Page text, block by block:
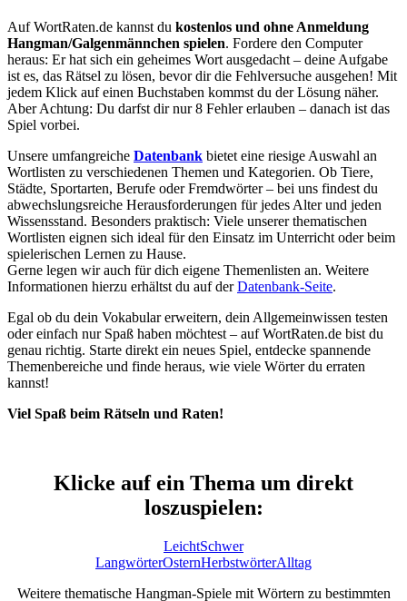
Auf WortRaten.de kannst du kostenlos und ohne Anmeldung
Hangman/Galgenmännchen spielen. Fordere den Computer
heraus: Er hat sich ein geheimes Wort ausgedacht – deine Aufgabe
ist es, das Rätsel zu lösen, bevor dir die Fehlversuche ausgehen! Mit
jedem Klick auf einen Buchstaben kommst du der Lösung näher.
Aber Achtung: Du darfst dir nur 8 Fehler erlauben – danach ist das
Spiel vorbei.
Unsere umfangreiche Datenbank bietet eine riesige Auswahl an
Wortlisten zu verschiedenen Themen und Kategorien. Ob Tiere,
Städte, Sportarten, Berufe oder Fremdwörter – bei uns findest du
abwechslungsreiche Herausforderungen für jedes Alter und jeden
Wissensstand. Besonders praktisch: Viele unserer thematischen
Wortlisten eignen sich ideal für den Einsatz im Unterricht oder beim
spielerischen Lernen zu Hause.
Gerne legen wir auch für dich eigene Themenlisten an. Weitere
Informationen hierzu erhältst du auf derDatenbank-Seite.
Egal ob du dein Vokabular erweitern, dein Allgemeinwissen testen
oder einfach nur Spaß haben möchtest – auf WortRaten.de bist du
genau richtig. Starte direkt ein neues Spiel, entdecke spannende
Themenbereiche und finde heraus, wie viele Wörter du erraten
kannst!
Viel Spaß beim Rätseln und Raten!
Klicke auf ein Thema um direkt
loszuspielen:
LeichtSchwer
LangwörterOsternHerbstwörterAlltag
Weitere thematische Hangman-Spiele mit Wörtern zu bestimmten